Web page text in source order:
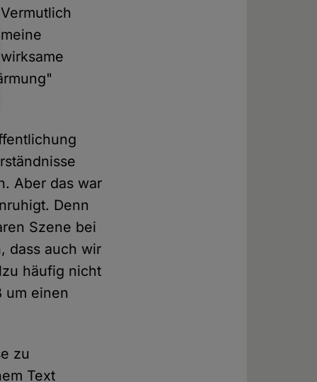
Aber das war
Denn
Szene bei
dass auch wir
häufig nicht
um einen
zu
Text